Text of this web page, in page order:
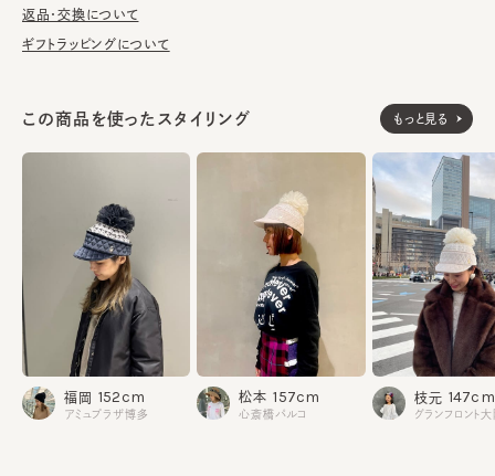
洗濯不可。汚れにつきましては、消臭・抗菌用のスプレーや、帽子
まっすぐ引き出してください。逆向きに引っ張るとスベリを破損する
《BEIGE》
頭部分：アクリル43% ウール26% ポリエステル2
6% キュプラ4% ナイロン1%
部分：ポリエステル91% ポリウレタン9%
中綿：ポリエステル100%
裏地：綿100%
《BLACK》
返品・交換について
ギフトラッピングについて
この商品を使ったスタイリング もっと見る
福岡 152cm
アミュプラザ博多
松本 157cm
心斎橋パルコ
枝元 147cm
グランフロント